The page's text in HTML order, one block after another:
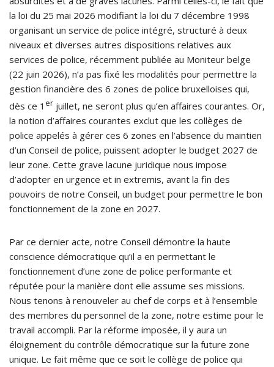
la loi du 25 mai 2026 modifiant la loi du 7 décembre 1998
organisant un service de police intégré, structuré à deux
niveaux et diverses autres dispositions relatives aux
services de police, récemment publiée au Moniteur belge
(22 juin 2026), n’a pas fixé les modalités pour permettre la
gestion financière des 6 zones de police bruxelloises qui,
dès ce 1 er juillet, ne seront plus qu’en affaires courantes. Or,
la notion d’affaires courantes exclut que les collèges de
police appelés à gérer ces 6 zones en l’absence du maintien
d’un Conseil de police, puissent adopter le budget 2027 de
leur zone. Cette grave lacune juridique nous impose
d’adopter en urgence et in extremis, avant la fin des
pouvoirs de notre Conseil, un budget pour permettre le bon
fonctionnement de la zone en 2027.
Par ce dernier acte, notre Conseil démontre la haute
conscience démocratique qu’il a en permettant le
fonctionnement d’une zone de police performante et
réputée pour la manière dont elle assume ses missions.
Nous tenons à renouveler au chef de corps et à l’ensemble
des membres du personnel de la zone, notre estime pour le
travail accompli. Par la réforme imposée, il y aura un
éloignement du contrôle démocratique sur la future zone
unique. Le fait même que ce soit le collège de police qui